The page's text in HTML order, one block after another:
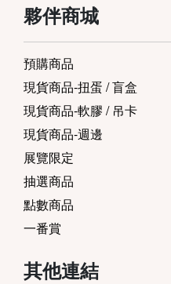
夥伴商城
預購商品
現貨商品-扭蛋 / 盲盒
現貨商品-軟膠 / 吊卡
現貨商品-週邊
展覽限定
抽選商品
點數商品
一番賞
其他連結